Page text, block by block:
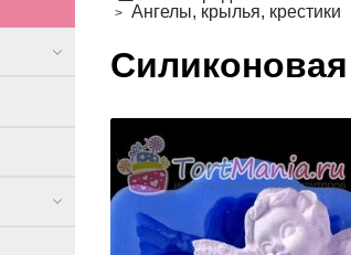
Ангелы, крылья, крестики